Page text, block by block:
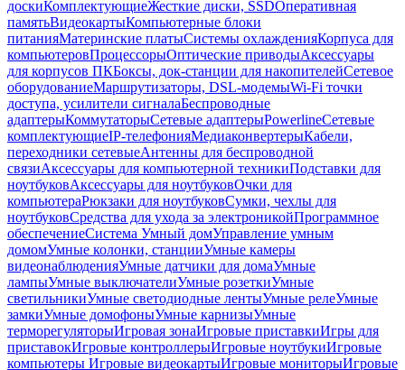
доскиКомплектующиеЖесткие диски, SSDОперативная
памятьВидеокартыКомпьютерные блоки
питанияМатеринские платыСистемы охлажденияКорпуса для
компьютеровПроцессорыОптические приводыАксессуары
для корпусов ПКБоксы, док-станции для накопителейСетевое
оборудованиеМаршрутизаторы, DSL-модемыWi-Fi точки
доступа, усилители сигналаБеспроводные
адаптерыКоммутаторыСетевые адаптерыPowerlineСетевые
комплектующиеIP-телефонияМедиаконвертерыКабели,
переходники сетевыеАнтенны для беспроводной
связиАксессуары для компьютерной техникиПодставки для
ноутбуковАксессуары для ноутбуковОчки для
компьютераРюкзаки для ноутбуковСумки, чехлы для
ноутбуковСредства для ухода за электроникойПрограммное
обеспечениеСистема Умный домУправление умным
домомУмные колонки, станцииУмные камеры
видеонаблюденияУмные датчики для домаУмные
лампыУмные выключателиУмные розеткиУмные
светильникиУмные светодиодные лентыУмные релеУмные
замкиУмные домофоныУмные карнизыУмные
терморегуляторыИгровая зонаИгровые приставкиИгры для
приставокИгровые контроллерыИгровые ноутбукиИгровые
компьютеры Игровые видеокартыИгровые мониторыИгровые